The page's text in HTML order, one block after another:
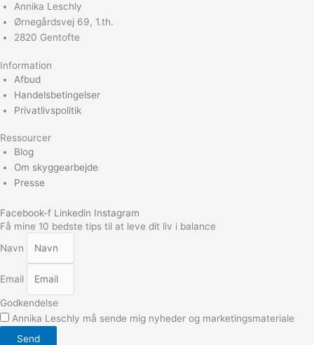
Annika Leschly
Ørnegårdsvej 69, 1.th.
2820 Gentofte
Information
Afbud
Handelsbetingelser
Privatlivspolitik
Ressourcer
Blog
Om skyggearbejde
Presse
Facebook-f Linkedin Instagram
Få mine 10 bedste tips til at leve dit liv i balance
Navn
Email
Godkendelse
Annika Leschly må sende mig nyheder og marketingsmateriale
Send